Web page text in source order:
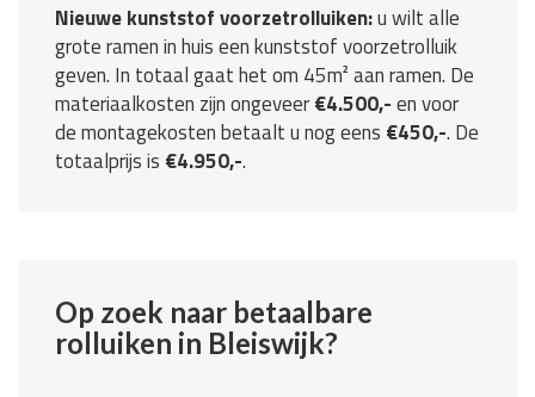
Nieuwe kunststof voorzetrolluiken:u wilt alle
grote ramen in huis een kunststof voorzetrolluik
geven. In totaal gaat het om 45m² aan ramen. De
materiaalkosten zijn ongeveer€4.500,-en voor
de montagekosten betaalt u nog eens €450,-. De
totaalprijs is €4.950,-.
Op zoek naar betaalbare
rolluiken in Bleiswijk?